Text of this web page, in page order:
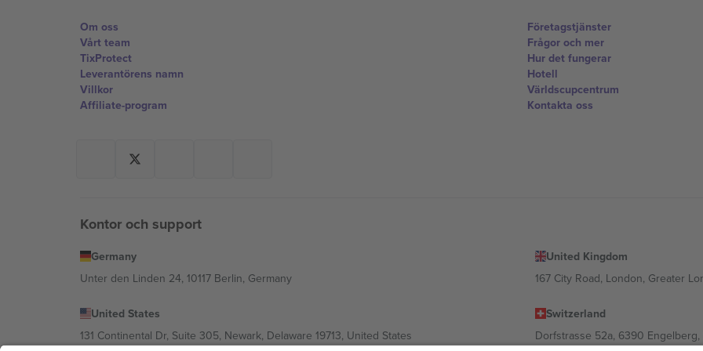
Om oss
Vårt team
TixProtect
Leverantörens namn
Villkor
Affiliate-program
Företagstjänster
Frågor och mer
Hur det fungerar
Hotell
Världscupcentrum
Kontakta oss
Kontor och support
Germany
Unter den Linden 24, 10117 Berlin, Germany
United Kingdom
167 City Road, London, Greater
United States
131 Continental Dr, Suite 305, Newark, Delaware 19713, United States
Switzerland
Dorfstrasse 52a, 6390 Engelberg,